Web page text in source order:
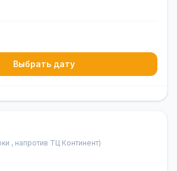
Выбрать дату
, напротив ТЦ Континент)